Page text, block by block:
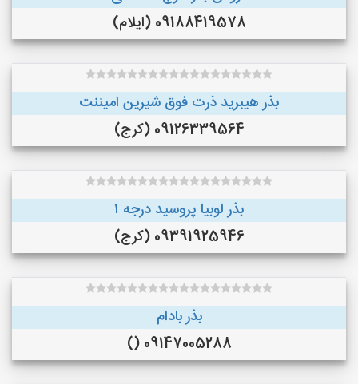
09188419578 (ایلام)
بذر هیبرید ذرت فوق شیرین امیننت
09126339564 (کرج)
بذر لوبیا پروسید درجه ۱
09391925946 (کرج)
بذر بادام
09147005288 ()